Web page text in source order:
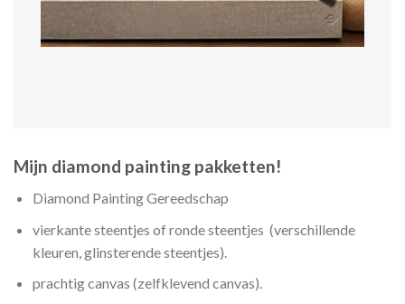
Mijn diamond painting pakketten!
Diamond Painting Gereedschap
vierkante steentjes of ronde steentjes (verschillende
kleuren, glinsterende steentjes).
prachtig canvas (zelfklevend canvas).